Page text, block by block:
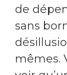
de
sans
mêmes.